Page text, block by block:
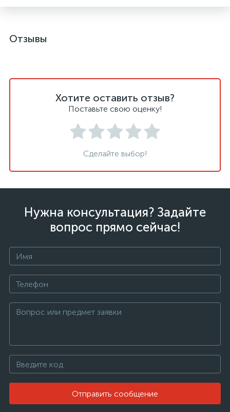
Отзывы
Хотите оставить отзыв?
Поставьте свою оценку!
Сделайте выбор!
Нужна консультация? Задайте
вопрос прямо сейчас!
Отправить сообщение